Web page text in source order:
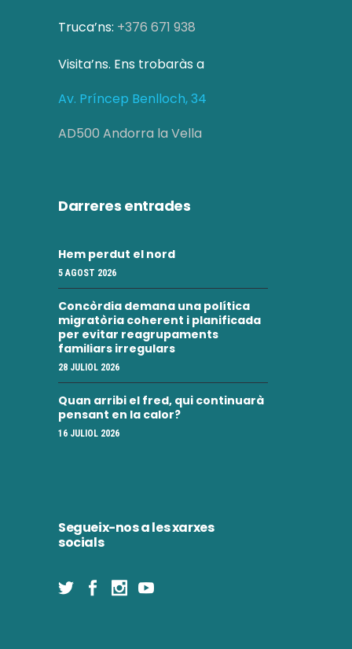
Truca’ns: +376 671 938
Visita’ns. Ens trobaràs a
Av. Príncep Benlloch, 34
AD500 Andorra la Vella
Darreres entrades
Hem perdut el nord
5 AGOST 2026
Concòrdia demana una política
migratòria coherent i planificada
per evitar reagrupaments
familiars irregulars
28 JULIOL 2026
Quan arribi el fred, qui continuarà
pensant en la calor?
16 JULIOL 2026
Segueix-nos a les xarxes
socials